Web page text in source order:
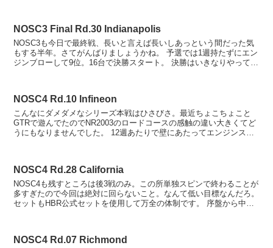
NOSC3 Final Rd.30 Indianapolis
NOSC3も今日で最終戦、長いと言えば長いしあっという間だった気
もする半年。さてがんばりましょうかね。 予選では1週持たずにエン
ジンブローして9位。16台で決勝スタート。 決勝はいきなりやってし
NOSC4 Rd.10 Infineon
こんなにダメダメなシリーズ本戦はひさびさ。最近ちょこちょこと
GTRで遊んでたのでNR2003のロードコースの感触の違い大きくてど
うにもなりませんでした。 12週あたりで壁にあたってエンジンスト
NOSC4 Rd.28 California
NOSC4も残すところは後3戦のみ。この所単独スピンで終わることが
多すぎたので今回は絶対に回らないこと。なんて低い目標なんだろ。
セットもHBR公式セットを使用して万全の体制です。 序盤から中盤
NOSC4 Rd.07 Richmond